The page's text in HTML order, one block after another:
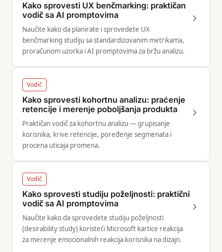
Kako sprovesti UX benčmarking: praktičan
vodič sa AI promptovima
Naučite kako da planirate i sprovedete UX
benčmarking studiju sa standardizovanim metrikama,
proračunom uzorka i AI promptovima za bržu analizu.
Vodič
Kako sprovesti kohortnu analizu: praćenje
retencije i merenje poboljšanja produkta
Praktičan vodič za kohortnu analizu — grupisanje
korisnika, krive retencije, poređenje segmenata i
procena uticaja promena.
Vodič
Kako sprovesti studiju poželjnosti: praktični
vodič sa AI promptovima
Naučite kako da sprovedete studiju poželjnosti
(desirability study) koristeći Microsoft kartice reakcija
za merenje emocionalnih reakcija korisnika na dizajn.